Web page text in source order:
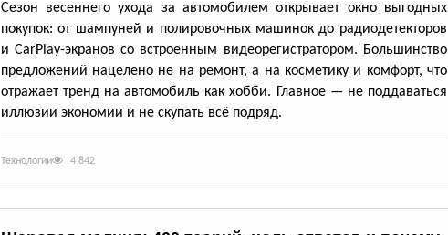
Сезон весеннего ухода за автомобилем открывает окно выгодных
покупок: от шампуней и полировочных машинок до радиодетекторов
и CarPlay-экранов со встроенным видеорегистратором. Большинство
предложений нацелено не на ремонт, а на косметику и комфорт, что
отражает тренд на автомобиль как хобби. Главное — не поддаваться
иллюзии экономии и не скупать всё подряд.
Технологии 4 842